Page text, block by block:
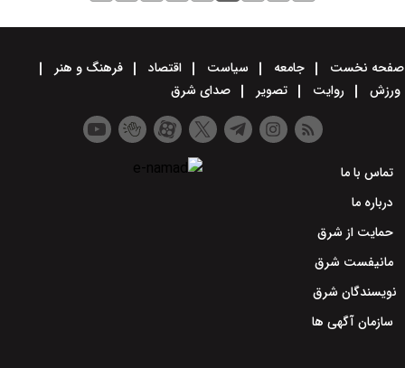
صفحه نخست جامعه سیاست اقتصاد
فرهنگ و هنر
ورزش
روایت تصویر صدای شرق
تماس با ما
درباره ما
حمایت از شرق
مانیفست شرق
نویسندگان شرق
سازمان آگهی ها